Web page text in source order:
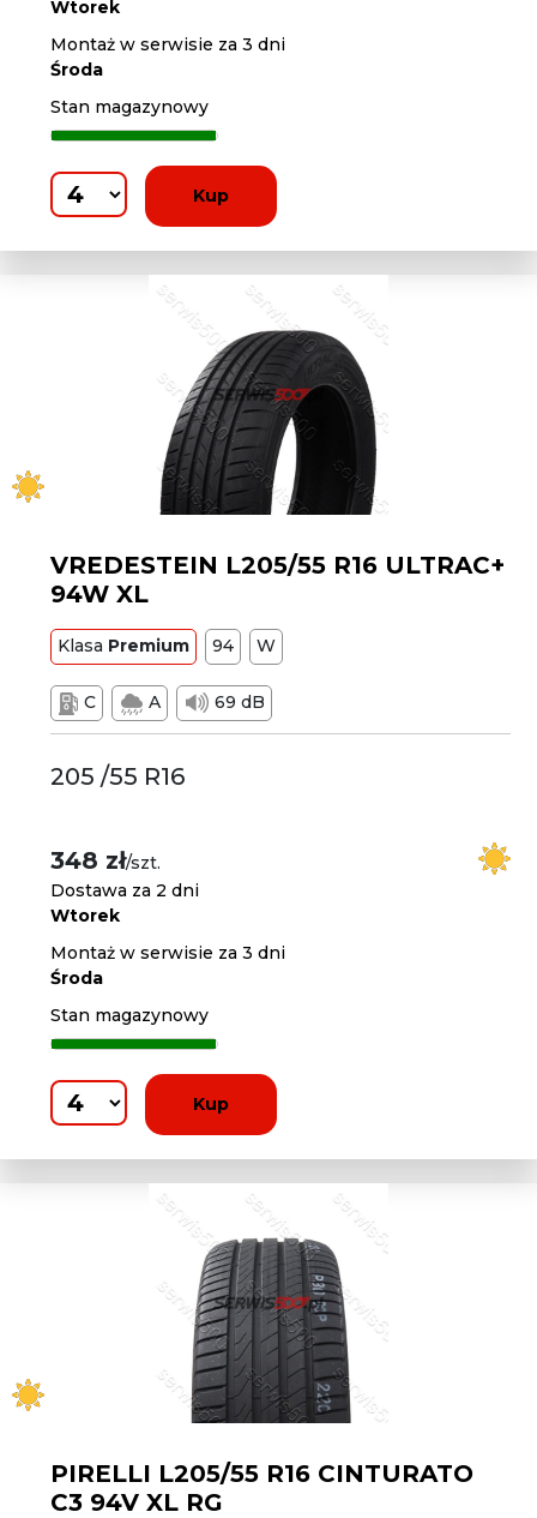
Wtorek
Montaż w serwisie za 3 dni
Środa
Stan magazynowy
Kup
VREDESTEIN L205/55 R16 ULTRAC+
94W XL
Klasa Premium 94 W
C A 69 dB
205 /55 R16
348 zł/szt.
Dostawa za 2 dni
Wtorek
Montaż w serwisie za 3 dni
Środa
Stan magazynowy
Kup
PIRELLI L205/55 R16 CINTURATO
C3 94V XL RG